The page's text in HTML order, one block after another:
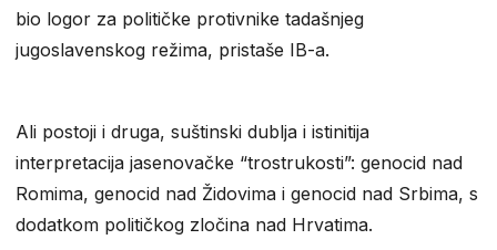
bio logor za političke protivnike tadašnjeg
jugoslavenskog režima, pristaše IB-a.
Ali postoji i druga, suštinski dublja i istinitija
interpretacija jasenovačke “trostrukosti”: genocid nad
Romima, genocid nad Židovima i genocid nad Srbima, s
dodatkom političkog zločina nad Hrvatima.